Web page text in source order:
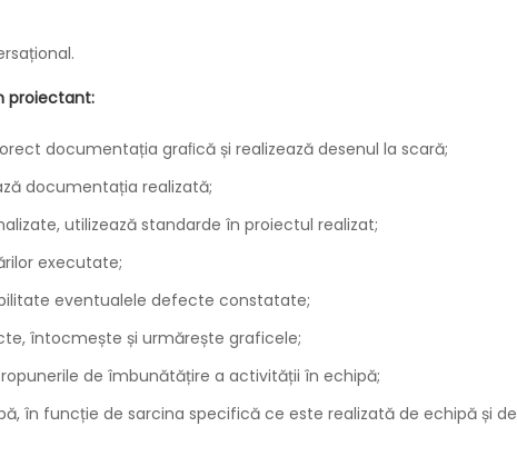
proiectant:
documentația graﬁcă și realizează desenul la scară;
documentația realizată;
utilizează standarde în proiectul realizat;
executate;
eventualele defecte constatate;
întocmește și urmărește graficele;
de îmbunătățire a activității în echipă;
în funcție de sarcina specifică ce este realizată de echipă și de